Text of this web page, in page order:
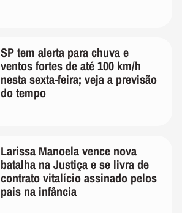
SP tem alerta para chuva e
ventos fortes de até 100 km/h
nesta sexta-feira; veja a previsão
do tempo
Larissa Manoela vence nova
batalha na Justiça e se livra de
contrato vitalício assinado pelos
pais na infância